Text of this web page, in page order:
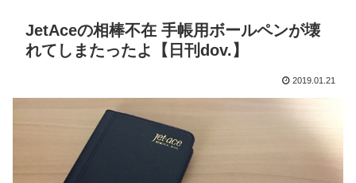
JetAceの相棒不在 手帳用ボールペンが壊
れてしまたったよ【日刊dov.】
2019.01.21